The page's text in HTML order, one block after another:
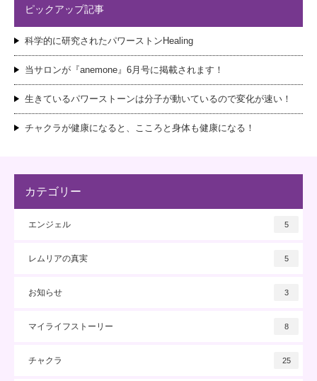
ピックアップ記事
科学的に研究されたパワーストンHealing
当サロンが『anemone』6月号に掲載されます！
生きているパワーストーンは分子が動いているので変化が速い！
チャクラが健康になると、こころと身体も健康になる！
カテゴリー
エンジェル 5
レムリアの真実 5
お知らせ 3
マイライフストーリー 8
チャクラ 25